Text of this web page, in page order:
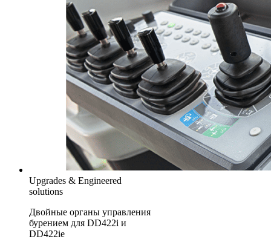
Upgrades & Engineered
solutions
Двойные органы управления
бурением для DD422i и
DD422ie